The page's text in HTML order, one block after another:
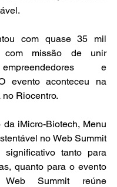
com quase 35 mil
com missão de unir
e
evento aconteceu na
Riocentro.
iMicro-Biotech, Menu
no Web Summit
tanto para
quanto para o evento
Summit reúne